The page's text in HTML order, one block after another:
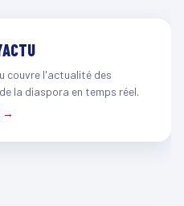
couvre l'actualité des
la diaspora en temps réel.
→